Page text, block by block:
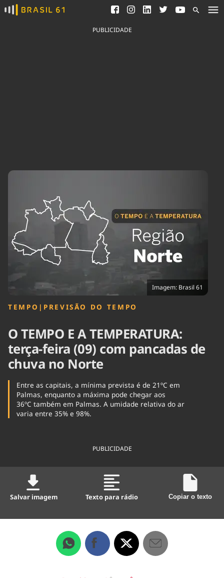
Ver todas as notícias
Saneamento
Indicadores
Brasil Mineral
Ciência &
Tecnologia
Cinema
Economia
Educação
Infraestrutura
Internacional
Política
Saúde
Tempo
PUBLICIDADE
Imagem: Brasil 61
TEMPO | PREVISÃO DO TEMPO
O TEMPO E A TEMPERATURA:
terça-feira (09) com pancadas de
chuva no Norte
Entre as capitais, a mínima prevista é de 21ºC em
Palmas, enquanto a máxima pode chegar aos
36ºC também em Palmas. A umidade relativa do ar
varia entre 35% e 98%.
PUBLICIDADE
Salvar imagem Texto para rádio Copiar o texto